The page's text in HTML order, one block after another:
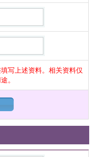
写上述资料。相关资料仅
。